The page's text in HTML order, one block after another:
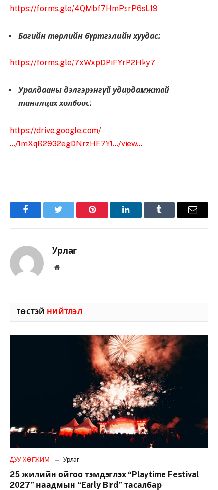
https://forms.gle/4QMbf7HmPsrP6sL19
Багийн төрлийн бүртгэлийн хуудас:
https://forms.gle/7xWxpDPiFYrP2Hky7
Уралдааны дэлгэрэнгүй удирдамжтай
танилцах холбоос:
https://drive.google.com/
…/1mXqR2932egDNrzHF7Y1…/view…
FacebookTwitter Pinterest LinkedInTumblr Имэйл
Урлаг
Вэбсайт
ТӨСТЭЙ НИЙТЛЭЛ
ДУУ ХӨГЖИМ Урлаг
25 жилийн ойгоо тэмдэглэх “Playtime Festival
2027” наадмын “Early Bird” тасалбар